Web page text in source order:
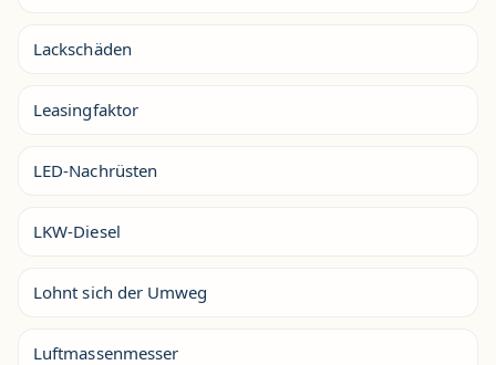
Lackschäden
Leasingfaktor
LED-Nachrüsten
LKW-Diesel
Lohnt sich der Umweg
Luftmassenmesser